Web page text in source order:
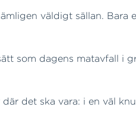
väldigt sällan. Bara
som dagens matavfall i
det ska vara: i en väl